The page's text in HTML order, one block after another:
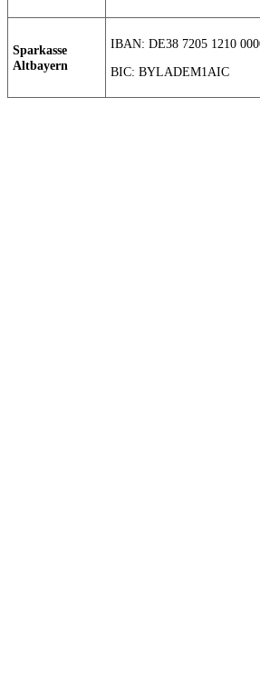
Sparkasse
Altbayern
IBAN: DE38 7205 1210
BIC: BYLADEM1AIC